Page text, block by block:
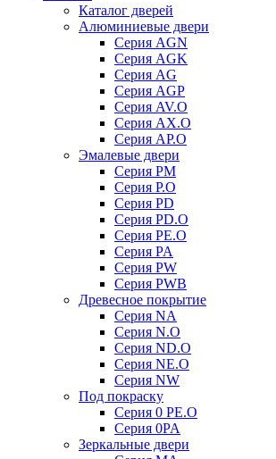
Каталог дверей
Алюминиевые двери
Серия AGN
Серия AGK
Серия AG
Серия AGP
Серия AV.O
Серия AX.O
Серия AP.O
Эмалевые двери
Серия PM
Серия P.O
Серия PD
Серия PD.O
Серия PE.O
Серия PA
Серия PW
Серия PWB
Древесное покрытие
Серия NA
Серия N.O
Серия ND.O
Серия NE.O
Серия NW
Под покраску
Серия 0 PE.O
Серия 0PA
Зеркальные двери